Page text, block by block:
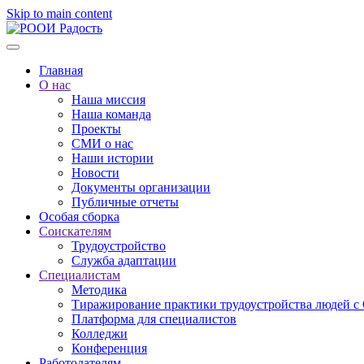
Skip to main content
Главная
О нас
Наша миссия
Наша команда
Проекты
СМИ о нас
Наши истории
Новости
Документы организации
Публичные отчеты
Особая сборка
Соискателям
Трудоустройство
Служба адаптации
Специалистам
Методика
Тиражирование практики трудоустройства людей
Платформа для специалистов
Колледжи
Конференция